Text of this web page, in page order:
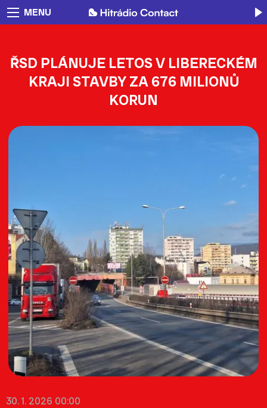
MENU
ŘSD PLÁNUJE LETOS V LIBERECKÉM
KRAJI STAVBY ZA 676 MILIONŮ
KORUN
30. 1. 2026 00:00